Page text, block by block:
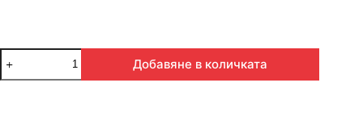
количество
за
Диодни
Добавяне в количката